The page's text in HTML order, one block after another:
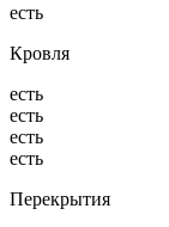
есть
Кровля
есть
есть
есть
есть
Перекрытия